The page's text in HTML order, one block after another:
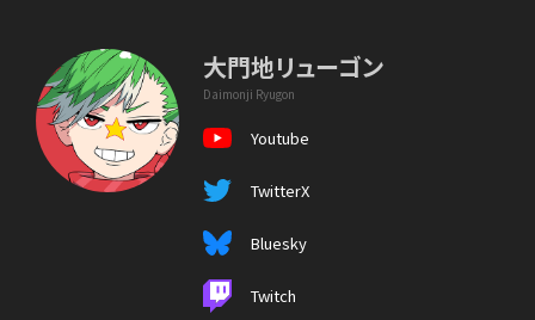
大門地リューゴン
Daimonji Ryugon
Youtube
TwitterX
Bluesky
Twitch